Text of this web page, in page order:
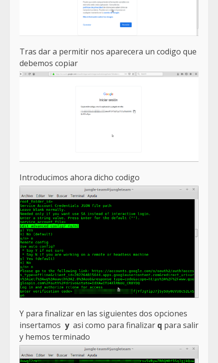
Tras dar a permitir nos aparecera un codigo que
debemos copiar
Introducimos ahora dicho codigo
Y para finalizar en las siguientes dos opciones
insertamos yasi como para finalizar q para salir
y hemos terminado